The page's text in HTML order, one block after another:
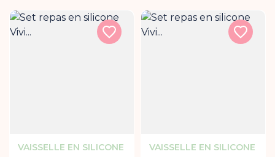
VAISSELLE EN SILICONE
Rupture de stock
VAISSELLE EN SILICONE
Rupture de stock